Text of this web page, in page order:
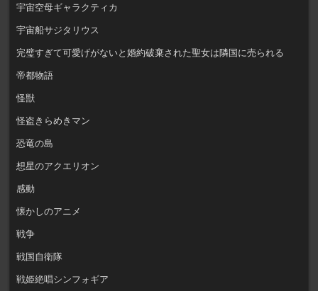
宇宙空母ギャラクティカ
宇宙船サジタリウス
完璧すぎて可愛げがないと婚約破棄された聖女は隣国に売られる
帝都物語
怪獣
怪盗きらめきマン
恐竜の島
想星のアクエリオン
感動
懐かしのアニメ
戦争
戦国自衛隊
戦姫絶唱シンフォギア